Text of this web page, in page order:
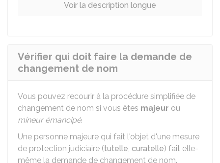
Voir la description longue
Vérifier qui doit faire la demande de
changement de nom
Vous pouvez recourir à la procédure simplifiée de
changement de nom si vous êtes majeur ou
mineur émancipé.
Une personne majeure qui fait l'objet d'une mesure
de protection judiciaire (tutelle, curatelle) fait elle-
même la demande de changement de nom.